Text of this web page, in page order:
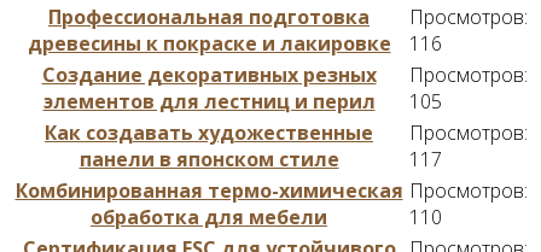
Профессиональная подготовка
древесины к покраске и лакировке
Просмотров:
116
Создание декоративных резных
элементов для лестниц и перил
Просмотров:
105
Как создавать художественные
панели в японском стиле
Просмотров:
117
Комбинированная термо-химическая
обработка для мебели
Просмотров:
110